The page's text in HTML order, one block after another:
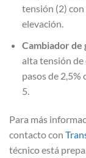
tensión (2)
elevación.
Cambiador de
alta tensión de
pasos de
5.
Para más
contacto con
técnico está